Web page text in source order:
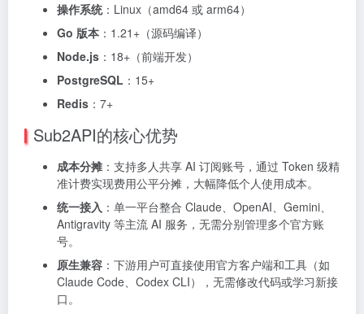
操作系统：Linux（amd64 或 arm64）
Go 版本 ：1.21+（源码编译）
Node.js ：18+（前端开发）
PostgreSQL ：15+
Redis ：7+
Sub2API的核心优势
成本分摊 ：支持多人共享 AI 订阅账号，通过 Token 级精
准计费实现费用公平分摊，大幅降低个人使用成本。
统一接入 ：单一平台整合 Claude、OpenAI、Gemini、
Antigravity 等主流 AI 服务，无需分别管理多个官方账
号。
原生兼容 ：下游用户可直接使用官方客户端和工具（如
Claude Code、Codex CLI），无需修改代码或学习新接
口。